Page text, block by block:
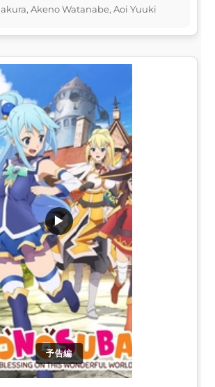
Akeno Watanabe, Aoi Yuuki
予告編
▶